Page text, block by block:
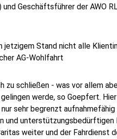
Geschäftsführer der AWO
jetzigem Stand nicht alle
AG-Wohlfahrt
zu schließen - was vor allem
werde, so Goepfert.
sehr begrenzt
und unterstützungsbedürftigen
weiter und der Fahrdienst